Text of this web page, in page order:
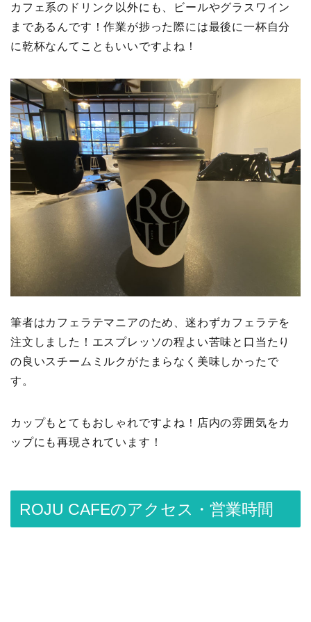
カフェ系のドリンク以外にも、ビールやグラスワイン
まであるんです！作業が捗った際には最後に一杯自分
に乾杯なんてこともいいですよね！
筆者はカフェラテマニアのため、迷わずカフェラテを
注文しました！エスプレッソの程よい苦味と口当たり
の良いスチームミルクがたまらなく美味しかったで
す。
カップもとてもおしゃれですよね！店内の雰囲気をカ
ップにも再現されています！
ROJU CAFEのアクセス・営業時間